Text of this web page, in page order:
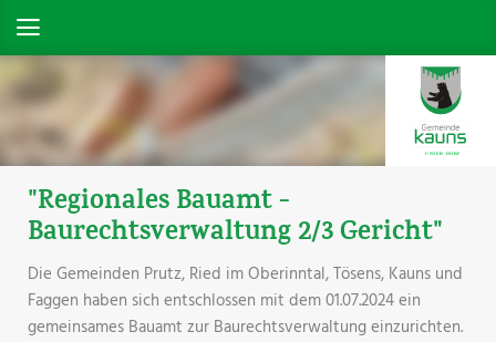
"Regionales Bauamt -
Baurechtsverwaltung 2/3 Gericht"
Die Gemeinden Prutz, Ried im Oberinntal, Tösens, Kauns und
Faggen haben sich entschlossen mit dem 01.07.2024 ein
gemeinsames Bauamt zur Baurechtsverwaltung einzurichten.